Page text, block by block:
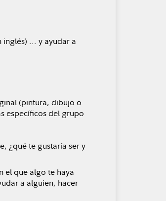
... y ayudar a
(pintura, dibujo o
específicos del grupo
¿qué te gustaría ser y
el que algo te haya
a alguien, hacer